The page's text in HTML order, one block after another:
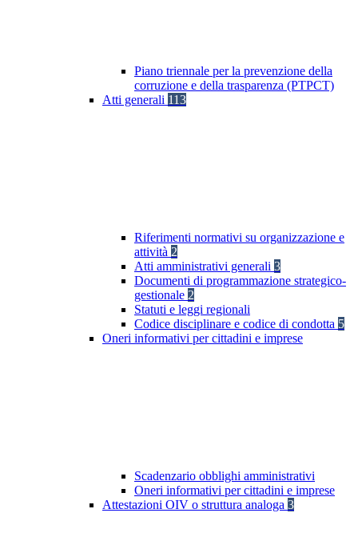
Piano triennale per la prevenzione della
corruzione e della trasparenza (PTPCT)
Atti generali 113
Riferimenti normativi su organizzazione e
attività 2
Atti amministrativi generali 3
Documenti di programmazione strategico-
gestionale 2
Statuti e leggi regionali
Codice disciplinare e codice di condotta 5
Oneri informativi per cittadini e imprese
Scadenzario obblighi amministrativi
Oneri informativi per cittadini e imprese
Attestazioni OIV o struttura analoga 3